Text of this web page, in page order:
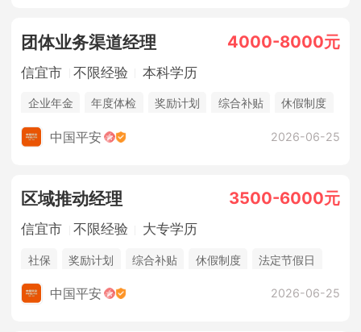
团体业务渠道经理 4000-8000元
信宜市 不限经验 本科学历
企业年金 年度体检 奖励计划 综合补贴
休假制度
法定节假日
中国平安 2026-06-25
区域推动经理 3500-6000元
信宜市 不限经验 大专学历
社保 奖励计划 综合补贴 休假制度
法定节假日
年终奖金
中国平安 2026-06-25